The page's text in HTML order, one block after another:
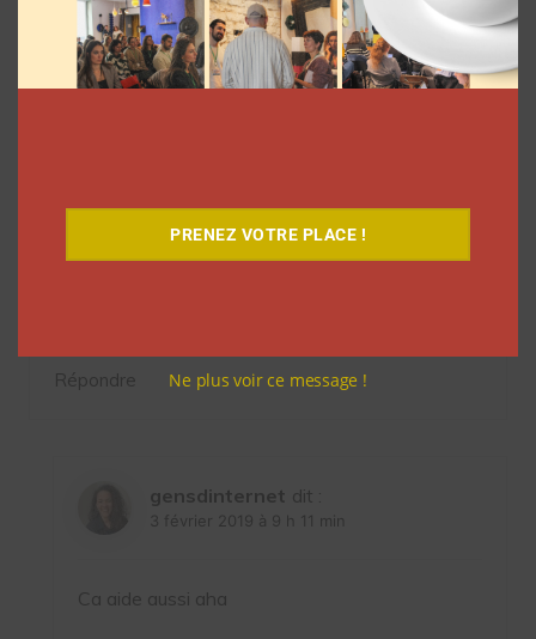
5 commentaires sur “
Comment ne plus voir
les commentaires négatifs sur YouTube et
Répondre
gensdinternet dit :
3 février 2019 à 9 h 11 min
Ca aide aussi aha
PRENEZ VOTRE PLACE !
Ne plus voir ce message !